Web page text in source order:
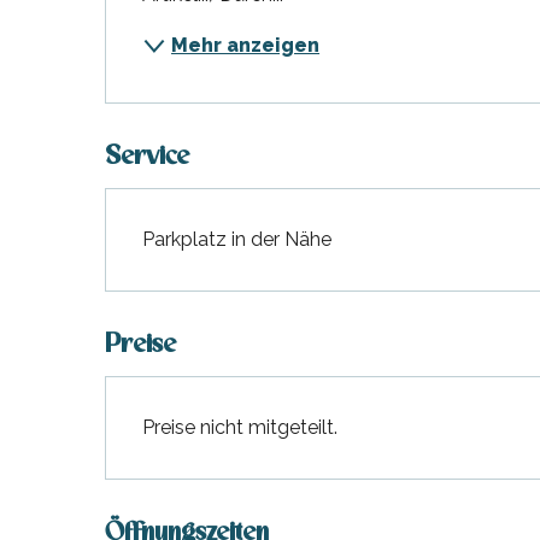
Mehr anzeigen
Service
Parkplatz in der Nähe
Preise
Preise nicht mitgeteilt.
Öffnungszeiten